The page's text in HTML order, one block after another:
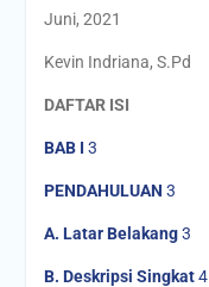
Juni, 2021
Kevin Indriana, S.Pd
DAFTAR ISI
BAB I 3
PENDAHULUAN 3
A. Latar Belakang3
B. Deskripsi Singkat4